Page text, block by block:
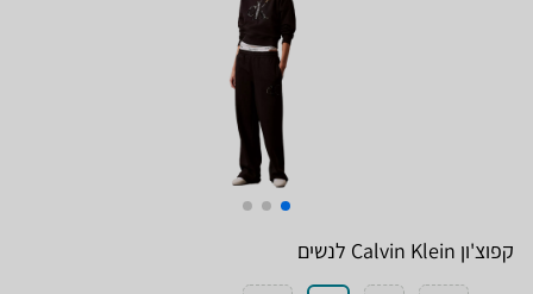
קפוצ'ון Calvin Klein לנשים